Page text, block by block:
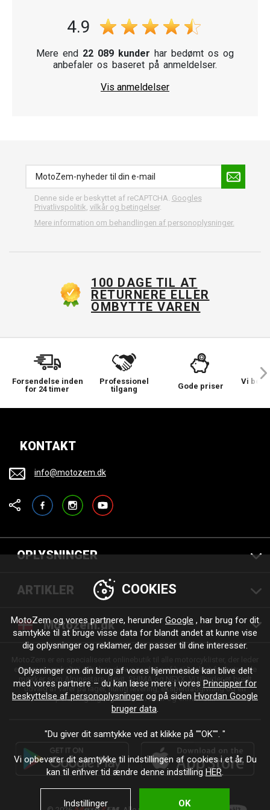
4.9
Mere end 22 089 kunder har bedømt os og
anbefaler os baseret på anmeldelser.
Vis anmeldelser
Denne side er beskyttet af reCAPTCHA. Googles
Privatlivspolitik vilkår og betingelser.
Mere information om behandlingen af personoplysninger.
100 DAGE TIL AT
RETURNERE ELLER
OMBYTTE VAREN
Forsendelse inden
for 24 timer
Professionel
tilgang
Gode priser
Vi
KONTAKT
info@motozem.dk
FacebookInstagramYouTube
OPLYSNINGER
ARTIKLER
Motozem.dk
efter motorcykeltøj, tilbehør, dele og udstyr af høj kvalitet fra betroede
mærker som Alpinestars, Revit, SHIMA og NEXX. Vi tilbyder et bredt
udvalg af varer på lager, hurtig levering, ekspertrådgivning og en
personlig tilgang – til enhver tur og enhver stil.
COOKIES
MotoZem og vores partnere, herunder Google , har brug for dit
samtykke til at bruge visse data for blandt andet at kunne vise
dig oplysninger og reklamer, der passer til dine interesser.
Oplysninger om din brug af vores hjemmeside kan blive delt
med vores partnere – du kan læse mere i vores Principper for
beskyttelse af personoplysninger og på siden Hvordan Google
bruger data.
"Du giver dit samtykke ved at klikke på ""OK"". "
Vi opbevarer dit samtykke til indstillingen af cookies i et år. Du
kan til enhver tid ændre denne indstilling HER.
Indstillinger OK